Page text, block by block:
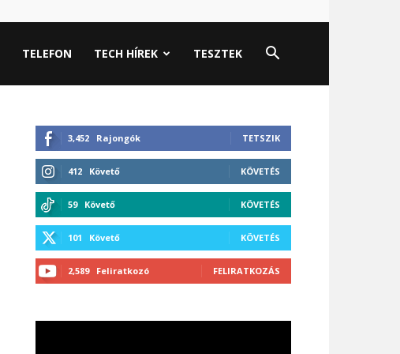
TELEFON TECH HÍREK TESZTEK
3,452 Rajongók TETSZIK
412 Követő KÖVETÉS
59 Követő KÖVETÉS
101 Követő KÖVETÉS
2,589 Feliratkozó FELIRATKOZÁS